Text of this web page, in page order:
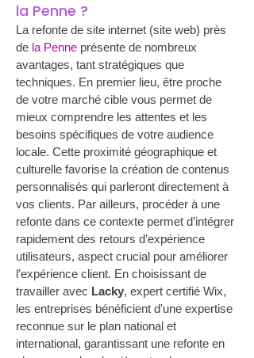
la Penne ?
La refonte de site internet (site web) près
de la Penne présente de nombreux
avantages, tant stratégiques que
techniques. En premier lieu, être proche
de votre marché cible vous permet de
mieux comprendre les attentes et les
besoins spécifiques de votre audience
locale. Cette proximité géographique et
culturelle favorise la création de contenus
personnalisés qui parleront directement à
vos clients. Par ailleurs, procéder à une
refonte dans ce contexte permet d’intégrer
rapidement des retours d’expérience
utilisateurs, aspect crucial pour améliorer
l’expérience client. En choisissant de
travailler avec Lacky, expert certifié Wix,
les entreprises bénéficient d'une expertise
reconnue sur le plan national et
international, garantissant une refonte en